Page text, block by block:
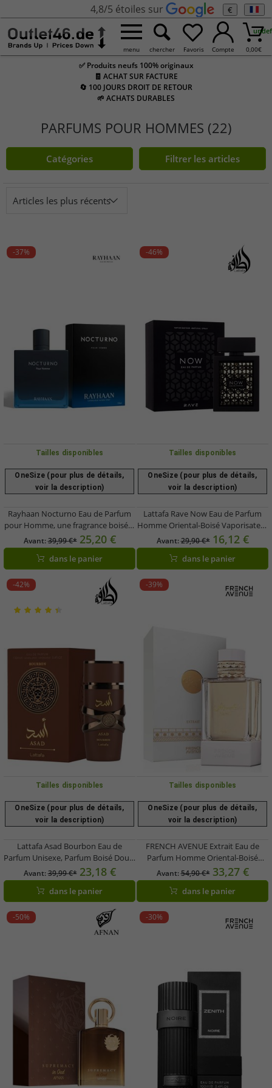
4,8/5 étoiles sur €
menu chercher Favoris Compte 0,00€
✅ Produits neufs 100% originaux
🧾 ACHAT SUR FACTURE
🔄 100 JOURS DROIT DE RETOUR
🌱 ACHATS DURABLES
PARFUMS POUR HOMMES (22)
Catégories Filtrer les articles
Articles les plus récents
-37%
Tailles disponibles
OneSize (pour plus de détails,
voir la description)
Rayhaan Nocturno Eau de Parfum
pour Homme, une fragrance boisée-
ambrée aux notes de santal et
d'ambre, 100 ml, flacon noir
Avant:39,99 €* 25,20 €
dans le panier
-46%
Tailles disponibles
OneSize (pour plus de détails,
voir la description)
Lattafa Rave Now Eau de Parfum
Homme Oriental-Boisé Vaporisateur
100ml Noir
Avant:29,90 €* 16,12 €
dans le panier
-42%
Tailles disponibles
OneSize (pour plus de détails,
voir la description)
Lattafa Asad Bourbon Eau de
Parfum Unisexe, Parfum Boisé Doux,
Vaporisateur 100 ml, Marron
Avant:39,99 €* 23,18 €
dans le panier
-39%
Tailles disponibles
OneSize (pour plus de détails,
voir la description)
FRENCH AVENUE Extrait Eau de
Parfum Homme Oriental-Boisé
Blanc
Avant:54,90 €* 33,27 €
dans le panier
-50% -30%